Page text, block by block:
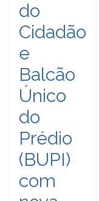
do
Cidadão
e
Balcão
Único
do
Prédio
(BUPI)
com